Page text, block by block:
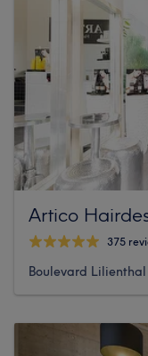
Artico
375
Boulevard